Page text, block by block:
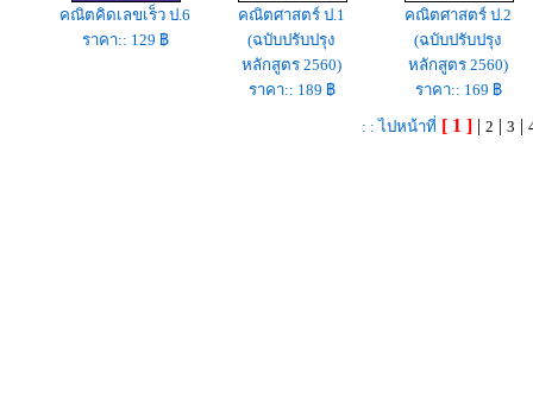
คณิตคิดเลขเร็ว ป.6
ราคา:: 129 ฿
คณิตศาสตร์ ป.1
(ฉบับปรับปรุง
หลักสูตร 2560)
ราคา:: 189 ฿
คณิตศาสตร์ ป.2
(ฉบับปรับปรุง
หลักสูตร 2560)
ราคา:: 169 ฿
: : ไปหน้าที่ [ 1 ] |2 |3 |